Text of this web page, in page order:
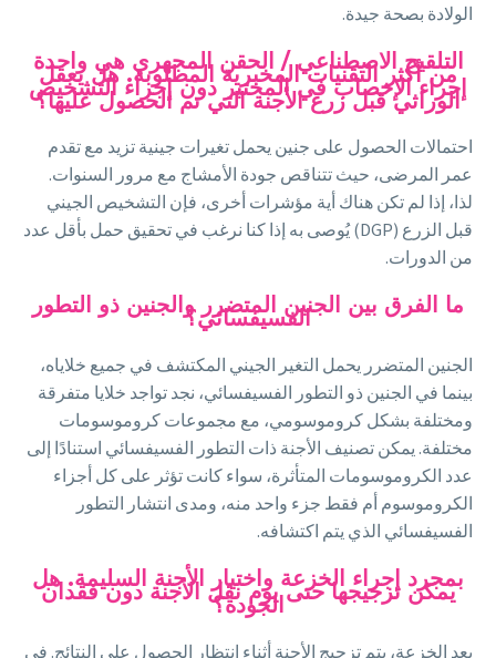
الولادة بصحة جيدة.
التلقيح الاصطناعي / الحقن المجهري هي واحدة
من أكثر التقنيات المخبرية المطلوبة. هل يعقل
إجراء الإخصاب في المختبر دون إجراء التشخيص
الوراثي قبل زرع الأجنة التي تم الحصول عليها؟
احتمالات الحصول على جنين يحمل تغيرات جينية تزيد مع تقدم
عمر المرضى، حيث تتناقص جودة الأمشاج مع مرور السنوات.
لذا، إذا لم تكن هناك أية مؤشرات أخرى، فإن التشخيص الجيني
قبل الزرع (DGP) يُوصى به إذا كنا نرغب في تحقيق حمل بأقل عدد
من الدورات.
ما الفرق بين الجنين المتضرر والجنين ذو التطور
الفسيفسائي؟
الجنين المتضرر يحمل التغير الجيني المكتشف في جميع خلاياه،
بينما في الجنين ذو التطور الفسيفسائي، نجد تواجد خلايا متفرقة
ومختلفة بشكل كروموسومي، مع مجموعات كروموسومات
مختلفة. يمكن تصنيف الأجنة ذات التطور الفسيفسائي استنادًا إلى
عدد الكروموسومات المتأثرة، سواء كانت تؤثر على كل أجزاء
الكروموسوم أم فقط جزء واحد منه، ومدى انتشار التطور
الفسيفسائي الذي يتم اكتشافه.
بمجرد إجراء الخزعة واختيار الأجنة السليمة. هل
يمكن تزجيجها حتى يوم نقل الأجنة دون فقدان
الجودة؟
بعد الخزعة، يتم تزجيج الأجنة أثناء انتظار الحصول على النتائج. في